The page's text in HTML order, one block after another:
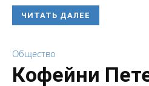
ЧИТАТЬ ДАЛЕЕ
Общество
Кофейни